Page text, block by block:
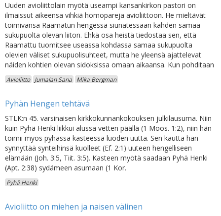
Uuden avioliittolain myötä useampi kansankirkon pastori on
ilmaissut aikeensa vihkiä homopareja avioliittoon. He mieltävät
toimivansa Raamatun hengessä siunatessaan kahden samaa
sukupuolta olevan liiton. Ehkä osa heistä tiedostaa sen, että
Raamattu tuomitsee useassa kohdassa samaa sukupuolta
olevien väliset sukupuolisuhteet, mutta he yleensä ajattelevat
näiden kohtien olevan sidoksissa omaan aikaansa. Kun pohditaan
Avioliitto Jumalan Sana Mika Bergman
Pyhän Hengen tehtävä
STLK:n 45. varsinaisen kirkkokunnankokouksen julkilausuma. Niin
kuin Pyhä Henki liikkui alussa vetten päällä (1 Moos. 1:2), niin hän
toimii myös pyhässä kasteessa luoden uutta. Sen kautta hän
synnyttää synteihinsä kuolleet (Ef. 2:1) uuteen hengelliseen
elämään (Joh. 3:5, Tiit. 3:5). Kasteen myötä saadaan Pyhä Henki
(Apt. 2:38) sydämeen asumaan (1 Kor.
Pyhä Henki
Avioliitto on miehen ja naisen välinen